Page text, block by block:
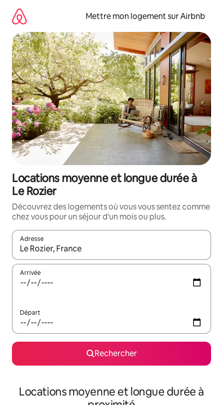
directement
contenu
Mettre mon logement sur Airbnb
Locations moyenne et longue durée à
Le Rozier
Découvrez des logements où vous vous sentez comme
chez vous pour un séjour d'un mois ou plus.
Adresse
Lorsque les résultats s'affichent, utilisez les flèches vers le
Arrivée
Départ
Rechercher
Locations moyenne et longue durée à